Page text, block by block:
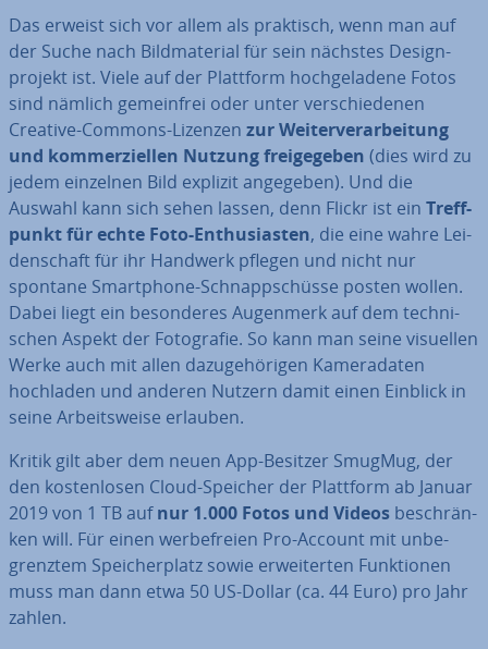
Das erweist sich vor allem als praktisch, wenn man auf
der Suche nach Bild­ma­te­ri­al für sein nächstes De­sign­
pro­jekt ist. Viele auf der Plattform hoch­ge­la­de­ne Fotos
sind nämlich ge­mein­frei oder unter ver­schie­de­nen
Creative-Commons-Lizenzen zur Wei­ter­ver­ar­bei­tung
und kom­mer­zi­el­len Nutzung frei­ge­ge­ben (dies wird zu
jedem einzelnen Bild explizit angegeben). Und die
Auswahl kann sich sehen lassen, denn Flickr ist ein Treff­
punkt für echte Foto-En­thu­si­as­ten, die eine wahre Lei­
den­schaft für ihr Handwerk pflegen und nicht nur
spontane Smart­phone-Schnapp­schüs­se posten wollen.
Dabei liegt ein be­son­de­res Augenmerk auf dem tech­ni­
schen Aspekt der Fo­to­gra­fie. So kann man seine visuellen
Werke auch mit allen da­zu­ge­hö­ri­gen Ka­me­ra­da­ten
hochladen und anderen Nutzern damit einen Einblick in
seine Ar­beits­wei­se erlauben.
Kritik gilt aber dem neuen App-Besitzer SmugMug, der
den kos­ten­lo­sen Cloud-Speicher der Plattform ab Januar
2019 von 1 TB aufnur 1.000 Fotos und Videos be­schrän­
ken will. Für einen wer­be­frei­en Pro-Account mit un­be­
grenz­tem Spei­cher­platz sowie er­wei­ter­ten Funk­tio­nen
muss man dann etwa 50 US-Dollar (ca. 44 Euro) pro Jahr
zahlen.